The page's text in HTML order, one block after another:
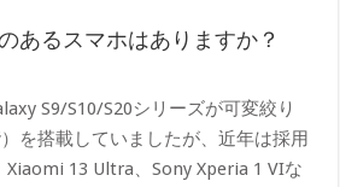
あるスマホはありますか？
S9/S10/S20シリーズが可変絞り
を搭載していましたが、近年は採用
13 Ultra、Sony Xperia 1 VIな